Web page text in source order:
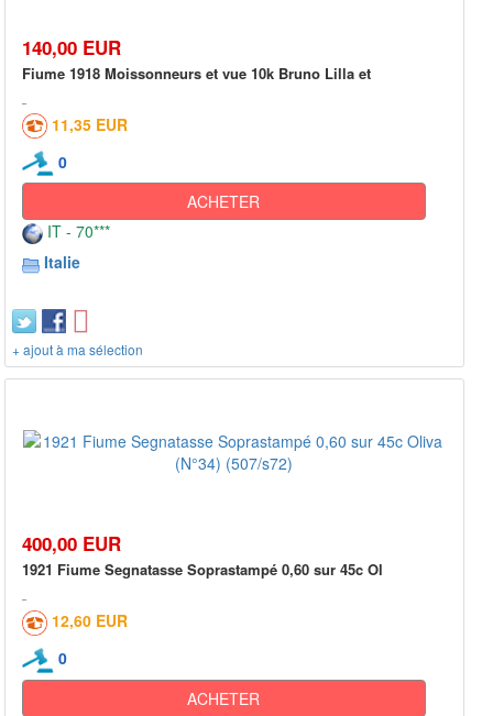
140,00 EUR
Fiume 1918 Moissonneurs et vue 10k Bruno Lilla et
11,35 EUR
0
ACHETER
IT - 70***
Italie
+ ajout à ma sélection
400,00 EUR
1921 Fiume Segnatasse Soprastampé 0,60 sur 45c Ol
12,60 EUR
0
ACHETER